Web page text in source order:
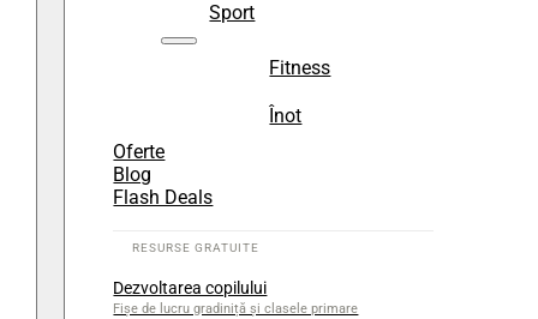
Sport
Fitness
Înot
Oferte
Blog
Flash Deals
Dezvoltarea copilului
Fișe de lucru gradiniță și clasele primare